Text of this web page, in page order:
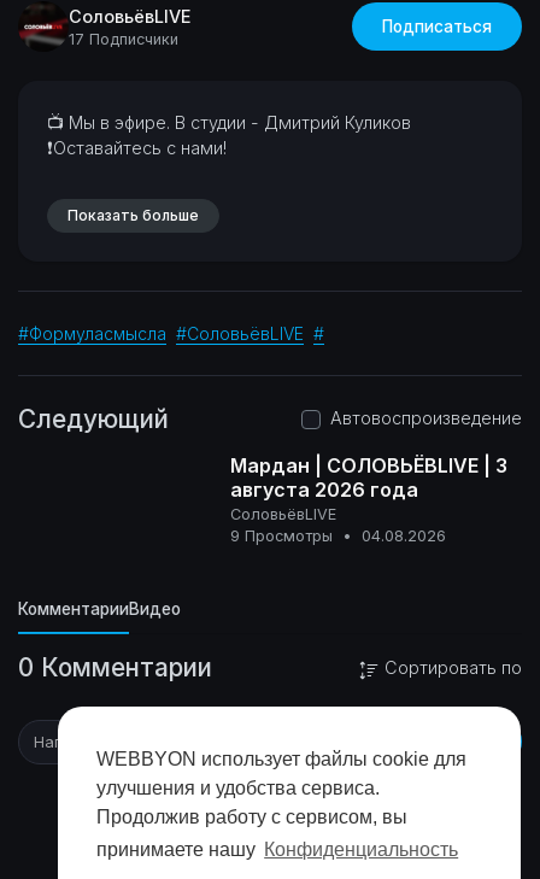
WEBBYON использует файлы cookie для
улучшения и удобства сервиса.
Продолжив работу с сервисом, вы
принимаете нашу Конфиденциальность
СоловьёвLIVE
17 Подписчики
Подписаться
⁣📺 Мы в эфире. В студии - Дмитрий Куликов
❗Оставайтесь с нами!
Показать больше
#Формуласмысла #СоловьёвLIVE #
Следующий Автовоспроизведение
Мардан | СОЛОВЬЁВLIVE | 3
августа 2026 года
СоловьёвLIVE
9 Просмотры
• 04.08.2026
КомментарииВидео
0 Комментарии Сортировать по